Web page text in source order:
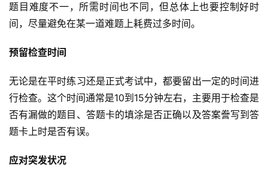
题目难度不一，所需时间也不同，但总体上也要控制好时
间，尽量避免在某一道难题上耗费过多时间。
预留检查时间
无论是在平时练习还是正式考试中，都要留出一定的时间进
行检查。这个时间通常是10到15分钟左右，主要用于检查是
否有漏做的题目、答题卡的填涂是否正确以及答案誊写到答
题卡上时是否有误。
应对突发状况